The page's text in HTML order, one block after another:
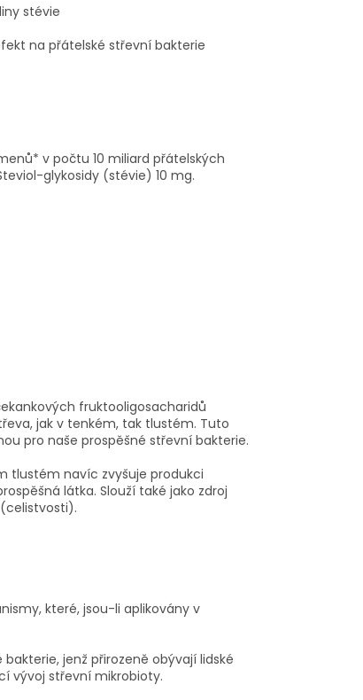
stévie
na přátelské střevní bakterie
v počtu 10 miliard přátelských
glykosidy (stévie) 10 mg.
fruktooligosacharidů
jak v tenkém, tak tlustém. Tuto
pro naše prospěšné střevní bakterie.
tlustém navíc zvyšuje produkci
látka. Slouží také jako zdroj
které, jsou-li aplikovány v
jenž přirozeně obývají lidské
vývoj střevní mikrobioty.